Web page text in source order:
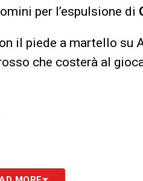
per l’espulsione di
il piede a martello su
che costerà al